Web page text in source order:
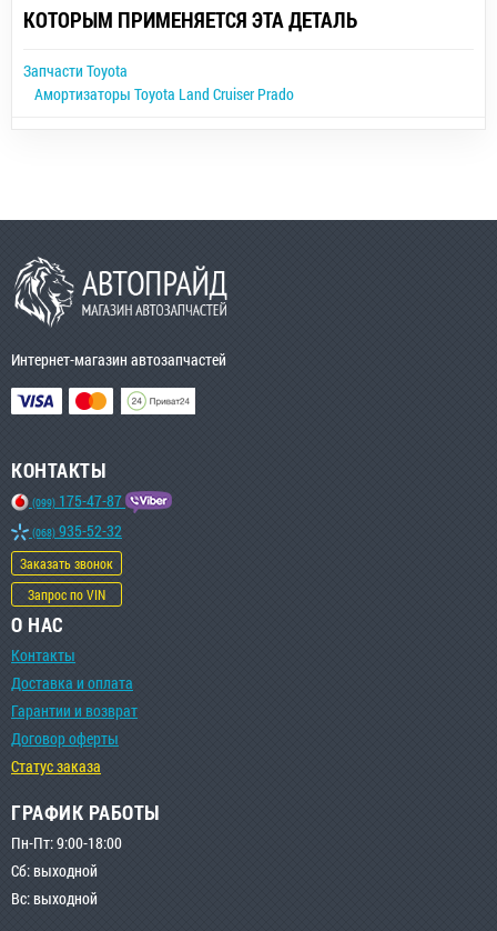
КОТОРЫМ ПРИМЕНЯЕТСЯ ЭТА ДЕТАЛЬ
Запчасти Toyota
Амортизаторы Toyota Land Cruiser Prado
Интернет-магазин автозапчастей
КОНТАКТЫ
(099) 175-47-87
(068) 935-52-32
Заказать звонок
Запрос по VIN
О НАС
Контакты
Доставка и оплата
Гарантии и возврат
Договор оферты
Статус заказа
ГРАФИК РАБОТЫ
Пн-Пт: 9:00-18:00
Сб: выходной
Вс: выходной